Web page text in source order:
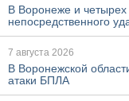
В Воронеже и четырех
непосредственного
7 августа 2026
В Воронежской
атаки БПЛА